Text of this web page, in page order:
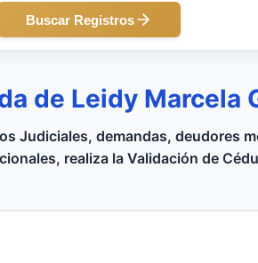
Buscar Registros
de Leidy Marcela
Judiciales, demandas, deudores
realiza la Validación de